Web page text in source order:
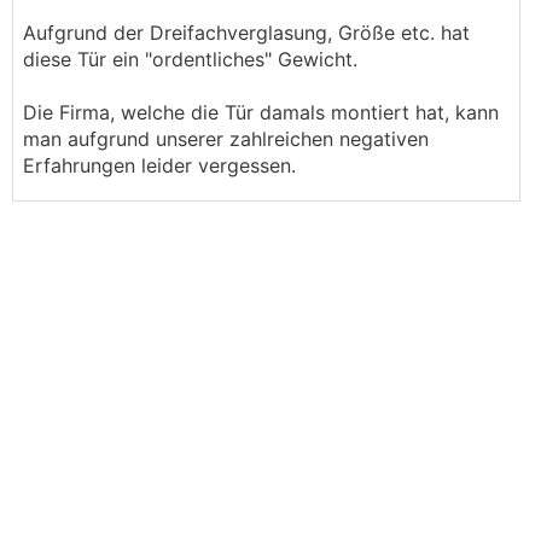
Aufgrund der Dreifachverglasung, Größe etc. hat
diese Tür ein "ordentliches" Gewicht.
Die Firma, welche die Tür damals montiert hat, kann
man aufgrund unserer zahlreichen negativen
Erfahrungen leider vergessen.